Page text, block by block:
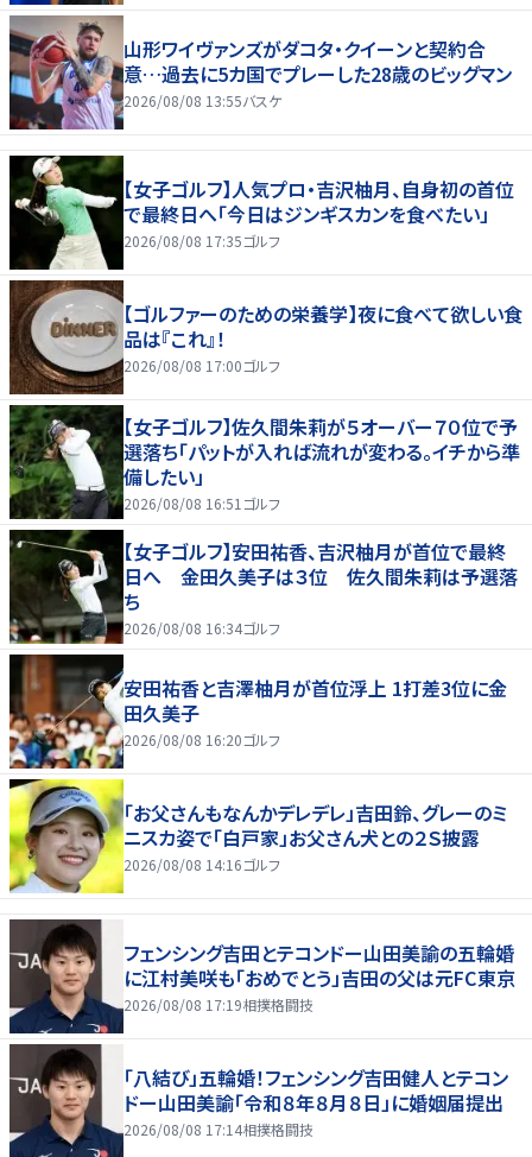
山形ワイヴァンズがダコタ・クイーンと契約合
意…過去に5カ国でプレーした28歳のビッグマン
2026/08/08 13:55バスケ
【女子ゴルフ】人気プロ・吉沢柚月、自身初の首位
で最終日へ「今日はジンギスカンを食べたい」
2026/08/08 17:35ゴルフ
【ゴルファーのための栄養学】夜に食べて欲しい食
品は『これ』！
2026/08/08 17:00ゴルフ
【女子ゴルフ】佐久間朱莉が５オーバー７０位で予
選落ち「パットが入れば流れが変わる。イチから準
備したい」
2026/08/08 16:51 ゴルフ
【女子ゴルフ】安田祐香、吉沢柚月が首位で最終
日へ 金田久美子は３位 佐久間朱莉は予選落
ち
2026/08/08 16:34ゴルフ
安田祐香と吉澤柚月が首位浮上 1打差3位に金
田久美子
2026/08/08 16:20ゴルフ
「お父さんもなんかデレデレ」吉田鈴、グレーのミ
ニスカ姿で「白戸家」お父さん犬との２Ｓ披露
2026/08/08 14:16ゴルフ
フェンシング吉田とテコンドー山田美諭の五輪婚
に江村美咲も「おめでとう」吉田の父は元FC東京
2026/08/08 17:19相撲格闘技
「八結び」五輪婚！フェンシング吉田健人とテコン
ドー山田美諭「令和８年８月８日」に婚姻届提出
2026/08/08 17:14相撲格闘技